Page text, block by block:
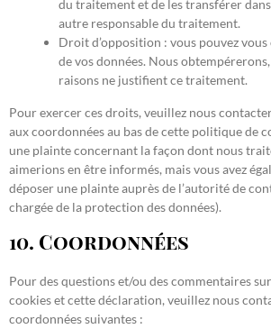
du traitement et de les transférer
autre responsable du traitement.
Droit d’opposition : vous pouvez
de vos données. Nous
raisons ne justifient ce traitement.
Pour exercer ces droits, veuillez nous
aux coordonnées au bas de cette politique de
une plainte concernant la façon dont nous
aimerions en être informés, mais vous avez
déposer une plainte auprès de l’autorité de
chargée de la protection des données).
10. Coordonnées
Pour des questions et/ou des commentaires
cookies et cette déclaration, veuillez nous
coordonnées suivantes :